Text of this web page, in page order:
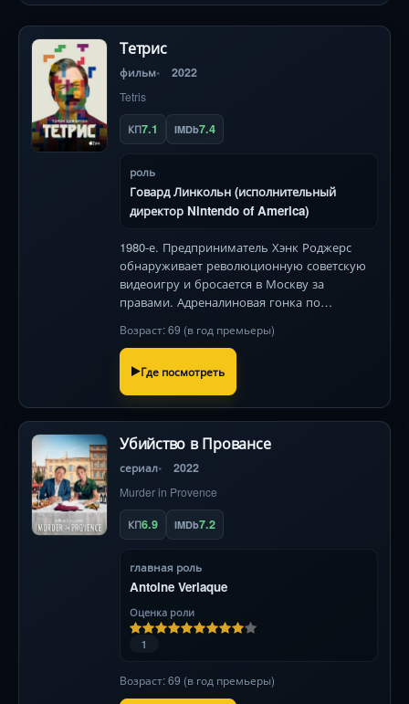
Тетрис
фильм 2022
Tetris
КП7.1 IMDb7.4
роль
Говард Линкольн (исполнительный
директор Nintendo of America)
1980-е. Предприниматель Хэнк Роджерс
обнаруживает революционную советскую
видеоигру и бросается в Москву за
правами. Адреналиновая гонка по
где ставка — не только миллионы, но и
свобода создателя игры. 149 символов.
Возраст: 69 (в год премьеры)
Где посмотреть
Убийство в Провансе
сериал 2022
Murder in Provence
КП6.9 IMDb7.2
главная роль
Antoine Verlaque
Оценка роли
1
Возраст: 69 (в год премьеры)